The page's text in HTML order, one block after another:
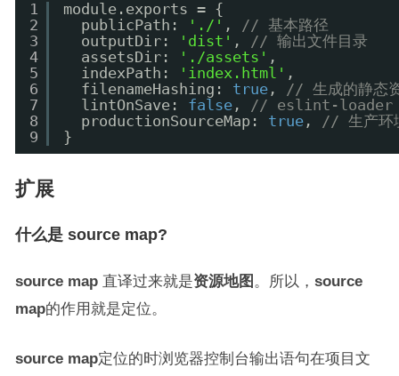
1
2
3
4
5
6
7
8
9
module.exports = {
publicPath:
'./' , // 基本路径
outputDir:
'dist' , // 输出文件目录
assetsDir:
'./assets' ,
indexPath:
'index.html' ,
filenameHashing: true , // 生成的静态
lintOnSave: false , // eslint-loader 是
productionSourceMap: true , // 生产环
}
扩展
什么是 source map?
source map直译过来就是资源地图 。所以， source
map的作用就是定位。
source map定位的时浏览器控制台输出语句在项目文